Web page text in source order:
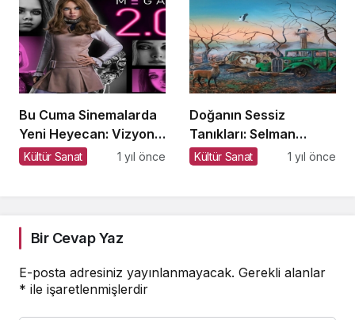
Buluşuyor!
Bu Cuma Sinemalarda
Yeni Heyecan: Vizyona
Girecek Filmler Belli
Kültür Sanat 1 yıl önce
Doğanın Sessiz
Tanıkları: Selman
Uzun’un Sanat
Kültür Sanat 1 yıl önce
Bir Cevap Yaz
E-posta adresiniz yayınlanmayacak. Gerekli alanlar
* ile işaretlenmişlerdir